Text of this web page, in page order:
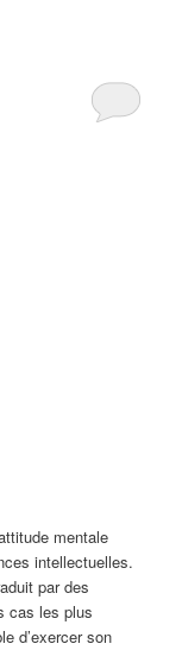
mentale
intellectuelles.
par des
cas les plus
d’exercer son